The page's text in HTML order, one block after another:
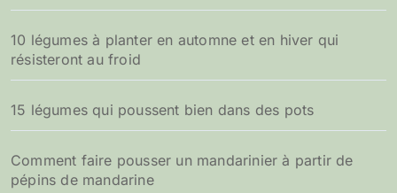
10 légumes à planter en automne et en hiver qui
résisteront au froid
15 légumes qui poussent bien dans des pots
Comment faire pousser un mandarinier à partir de
pépins de mandarine